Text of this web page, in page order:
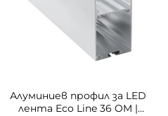
Алуминиев профил за LED
лента Eco Line 36 OM |